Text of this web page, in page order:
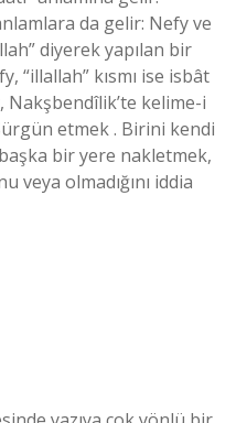
da gelir: Nefy ve
diyerek yapılan bir
“illallah” kısmı ise isbât
Nakşbendîlik’te kelime-i
etmek . Birini kendi
bir yere nakletmek,
veya olmadığını iddia